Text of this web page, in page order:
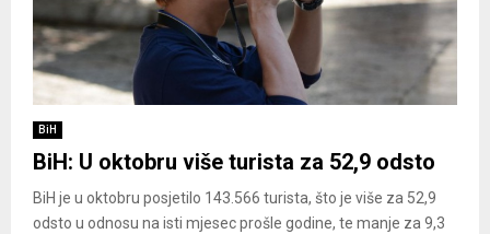
BiH
BiH: U oktobru više turista za 52,9 odsto
BiH je u oktobru posjetilo 143.566 turista, što je više za 52,9
odsto u odnosu na isti mjesec prošle godine, te manje za 9,3